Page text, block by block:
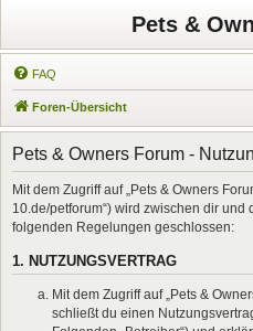
Pets &
FAQ
Foren-Übersicht
Pets & Owners Forum -
Mit dem Zugriff auf „Pets & Owners
10.de/petforum“) wird zwischen dir und
folgenden Regelungen geschlossen:
1. NUTZUNGSVERTRAG
Mit dem Zugriff auf „Pets &
schließt du einen